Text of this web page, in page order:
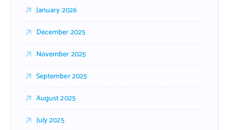
January 2026
December 2025
November 2025
September 2025
August 2025
July 2025